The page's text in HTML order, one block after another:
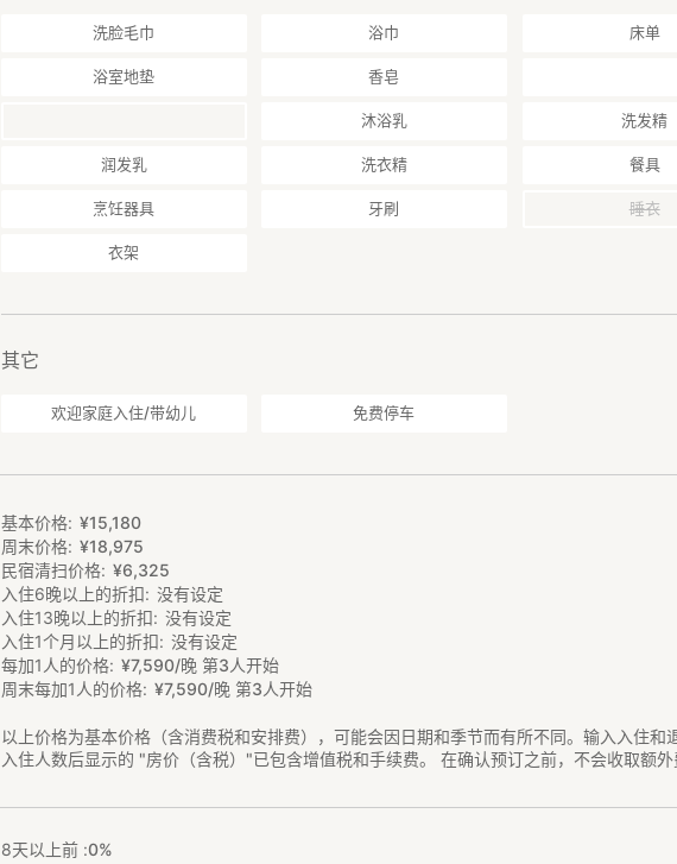
设施内设有常驻工作人员（视季节可能常驻于附近）。
协助您享受更丰富的住宿体验。
在尊重您个人隐私的同时，必要时随时提供协助。
━━━━━━━━━━━━━━━━━━━━
━━━━━━━━━━━━━━━━━━━━
浴室、厨房等共用空间可能由工作人员使用。
・馆内全面禁烟。
・由于地处海边且自然环境丰富，视季节不同可能出现昆虫，敬请谅解。
━━━━━━━━━━━━━━━━━━━━━━━━━━━━
本设施提供【不含餐（自炊）】的住宿方案。
■ 厨房自炊
室内备有厨房，
可自行烹调当地采购的新鲜海鲜及食材，尽享美味。
以名产巨型高脚蟹为首，骏河湾的深海鱼料理是其他地区极为罕见的户田特色美味。
如需推荐当地人气餐厅，欢迎随时告知。
━━━━━━━━━━━━━━━━━━━━━━━━━━━━
洗脸毛巾 浴巾 床单
浴室地垫 香皂
沐浴乳 洗发精
润发乳 洗衣精 餐具
烹饪器具 牙刷 睡衣
衣架
其它
欢迎家庭入住/带幼儿 免费停车
基本价格 ¥15,180
周末价格
¥18,975
民宿清扫价格
¥6,325
入住6晚以上的折扣
没有设定
入住13晚以上的折扣
没有设定
入住1个月以上的折扣
没有设定
每加1人的价格
¥7,590/晚 第3人开始
周末每加1人的价格
¥7,590/晚 第3人开始
以上价格为基本价格（含消费税和安排费），可能会因日期和季节而有所不同。输入入住和
入住人数后显示的 "房价（含税）"已包含增值税和手续费。 在确认预订之前，不会收取额外
8天以上前 :0%